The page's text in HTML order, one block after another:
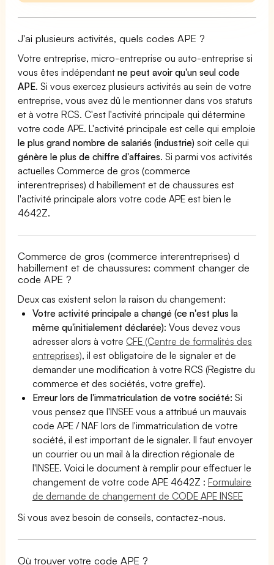
J'ai plusieurs activités, quels codes APE ?
Votre entreprise, micro-entreprise ou auto-entreprise si
vous êtes indépendantne peut avoir qu'un seul code
APE. Si vous exercez plusieurs activités au sein de votre
entreprise, vous avez dû le mentionner dans vos statuts
et à votre RCS. C'est l'activité principale qui détermine
votre code APE. L'activité principale est celle qui emploie
le plus grand nombre de salariés (industrie) soit celle qui
génère le plus de chiffre d'affaires. Si parmi vos activités
actuelles Commerce de gros (commerce
interentreprises) d habillement et de chaussures est
l'activité principale alors votre code APE est bien le
4642Z.
Commerce de gros (commerce interentreprises) d
habillement et de chaussures: comment changer de
code APE ?
Deux cas existent selon la raison du changement:
Votre activité principale a changé (ce n'est plus la
même qu'initialement déclarée): Vous devez vous
adresser alors à votre CFE (Centre de formalités des
entreprises), il est obligatoire de le signaler et de
demander une modification à votre RCS (Registre du
commerce et des sociétés, votre greffe).
Erreur lors de l'immatriculation de votre société:Si
vous pensez que l'INSEE vous a attribué un mauvais
code APE / NAF lors de l'immatriculation de votre
société, il est important de le signaler. Il faut envoyer
un courrier ou un mail à la direction régionale de
l'INSEE. Voici le document à remplir pour effectuer le
changement de votre code APE 4642Z :Formulaire
de demande de changement de CODE APE INSEE
Si vous avez besoin de conseils, contactez-nous.
Où trouver votre code APE ?